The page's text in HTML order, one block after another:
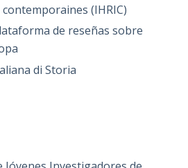
(IHRIC)
de reseñas sobre
di Storia